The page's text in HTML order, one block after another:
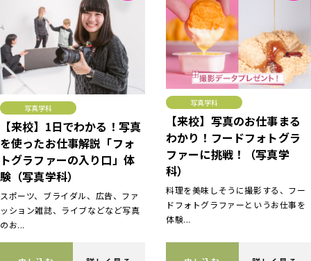
写真学科
【来校】1日でわかる！写真
を使ったお仕事解説「フォ
トグラファーの入り口」体
験（写真学科）
スポーツ、ブライダル、広告、ファ
ッション雑誌、ライブなどなど写真
のお...
写真学科
【来校】写真のお仕事まる
わかり！フードフォトグラ
ファーに挑戦！（写真学
科）
料理を美味しそうに撮影する、フー
ドフォトグラファーというお仕事を
体験...